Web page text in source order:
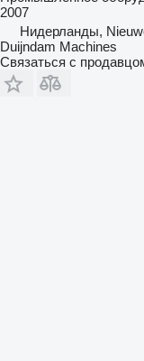
2007
Нидерланды,
Duijndam Machines
Связаться с